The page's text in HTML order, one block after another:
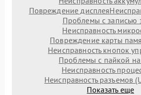
Повреждение дисплея
Проблемы с записью
Неисправность
Повреждение карты
Неисправность кнопок
Проблемы с пайкой на
Неисправность
Неисправность разъемов
Показать еще